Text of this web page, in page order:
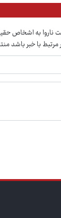
ناروا به اشخاص
مرتبط با خبر باشد